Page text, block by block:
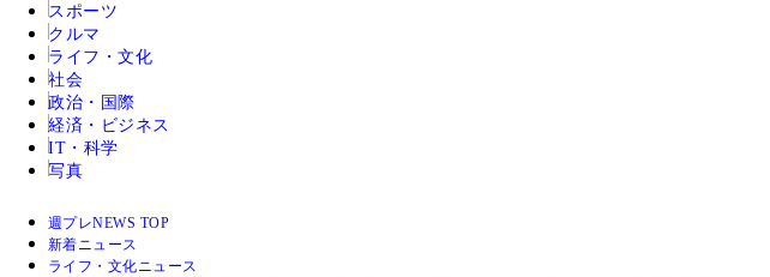
スポーツ
クルマ
ライフ・文化
社会
政治・国際
経済・ビジネス
IT・科学
写真
週プレNEWS TOP
新着ニュース
ライフ・文化ニュース